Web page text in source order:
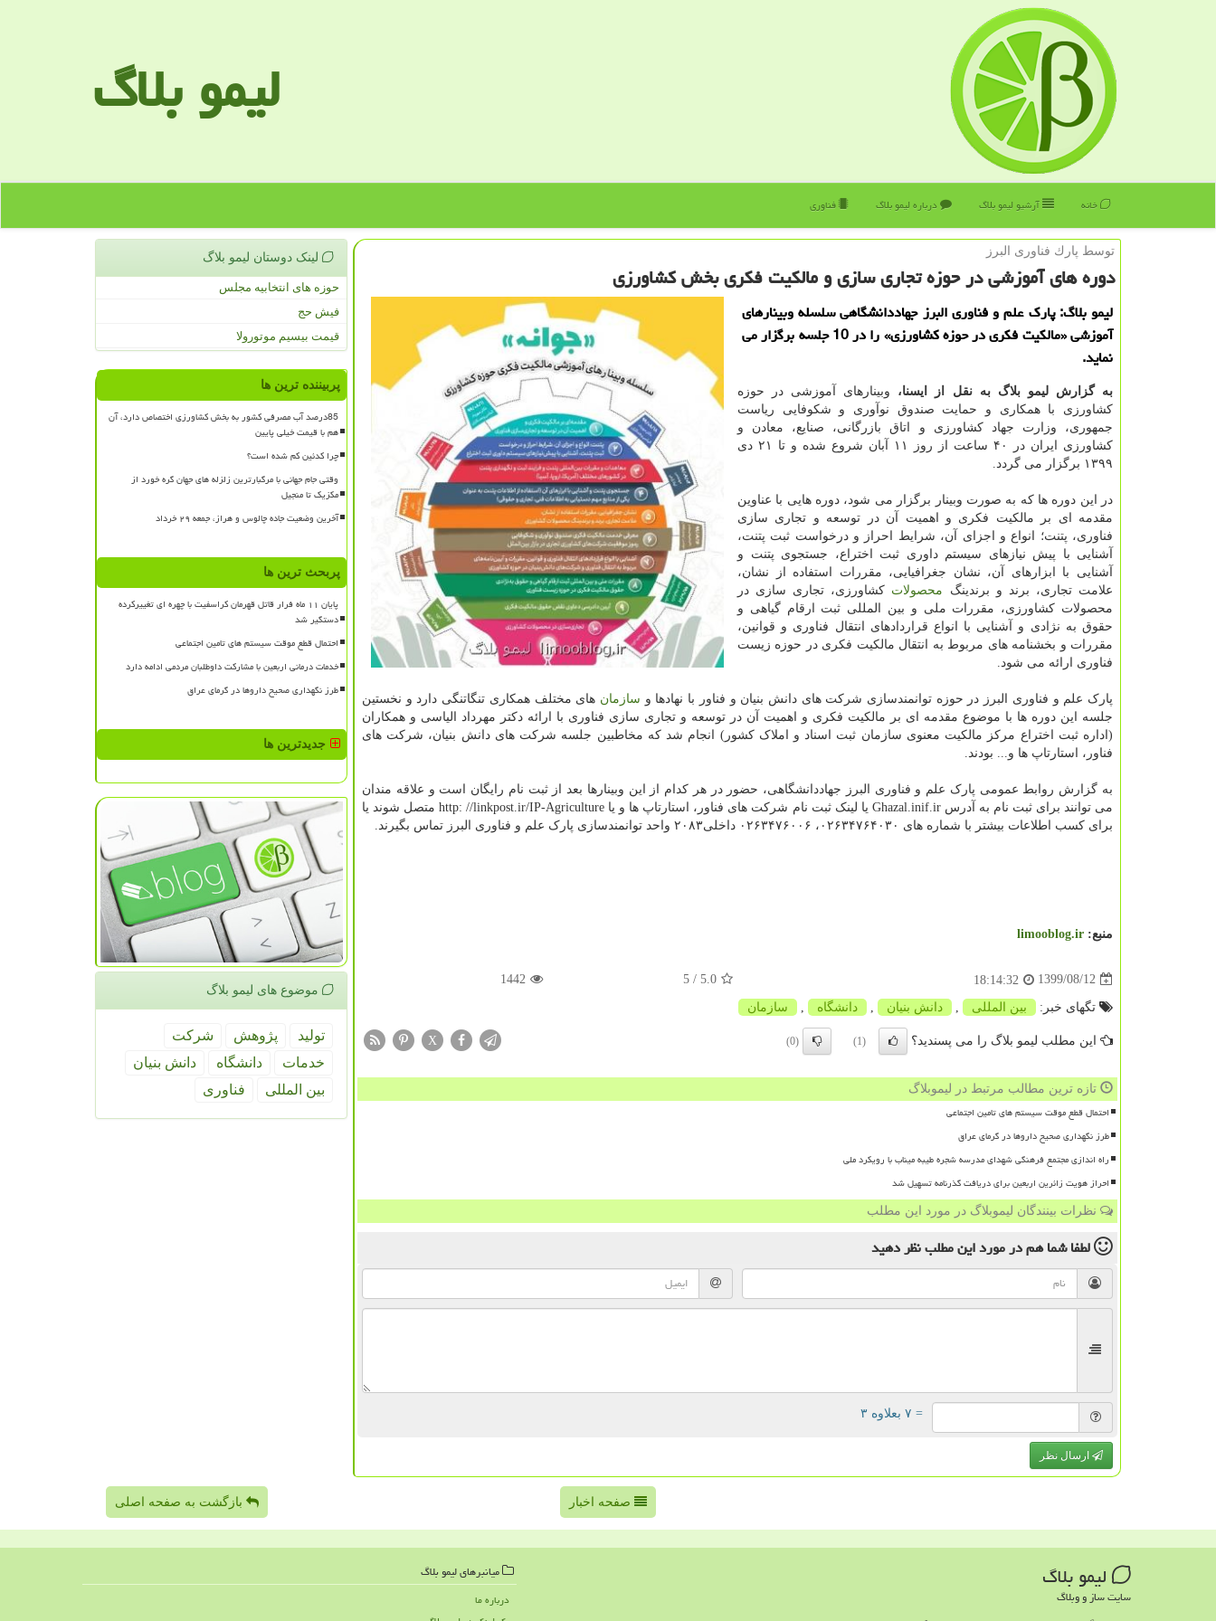
لیمو بلاگ
خانه آرشیو لیمو بلاگ درباره لیمو بلاگ فناوری
توسط پارك فناوری البرز
دوره های آموزشی در حوزه تجاری سازی و مالكیت فكری بخش كشاورزی
لیمو بلاگ: پارك علم و فناوری البرز جهاددانشگاهی سلسله وبینارهای
آموزشی «مالكیت فكری در حوزه كشاورزی» را در 10 جلسه برگزار می
نماید.
به گزارش لیمو بلاگ به نقل از ایسنا، وبینارهای آموزشی در حوزه
کشاورزی با همکاری و حمایت صندوق نوآوری و شکوفایی ریاست
جمهوری، وزارت جهاد کشاورزی و اتاق بازرگانی، صنایع، معادن و
کشاورزی ایران در ۴۰ ساعت از روز ۱۱ آبان شروع شده و تا ۲۱ دی
۱۳۹۹ برگزار می گردد.
در این دوره ها که به صورت وبینار برگزار می شود، دوره هایی با عناوین
مقدمه ای بر مالکیت فکری و اهمیت آن در توسعه و تجاری سازی
فناوری، پتنت؛ انواع و اجزای آن، شرایط احراز و درخواست ثبت پتنت،
آشنایی با پیش نیازهای سیستم داوری ثبت اختراع، جستجوی پتنت و
آشنایی با ابزارهای آن، نشان جغرافیایی، مقررات استفاده از نشان،
علامت تجاری، برند و برندینگ محصولات کشاورزی، تجاری سازی در
محصولات کشاورزی، مقررات ملی و بین المللی ثبت ارقام گیاهی و
حقوق به نژادی و آشنایی با انواع قراردادهای انتقال فناوری و قوانین،
مقررات و بخشنامه های مربوط به انتقال مالکیت فکری در حوزه زیست
فناوری ارائه می شود.
پارک علم و فناوری البرز در حوزه توانمندسازی شرکت های دانش بنیان و فناور با نهادها و سازمان های مختلف همکاری تنگاتنگی دارد و نخستین
جلسه این دوره ها با موضوع مقدمه ای بر مالکیت فکری و اهمیت آن در توسعه و تجاری سازی فناوری با ارائه دکتر مهرداد الیاسی و همکاران
(اداره ثبت اختراع مرکز مالکیت معنوی سازمان ثبت اسناد و املاک کشور) انجام شد که مخاطبین جلسه شرکت های دانش بنیان، شرکت های
فناور، استارتاپ ها و... بودند.
به گزارش روابط عمومی پارک علم و فناوری البرز جهاددانشگاهی، حضور در هر کدام از این وبینارها بعد از ثبت نام رایگان است و علاقه مندان
می توانند برای ثبت نام به آدرس Ghazal.inif.ir یا لینک ثبت نام شرکت های فناور، استارتاپ ها و یا http: //linkpost.ir/IP-Agriculture متصل شوند یا
برای کسب اطلاعات بیشتر با شماره های ۰۲۶۳۴۷۶۴۰۳۰، ۰۲۶۳۴۷۶۰۰۶ داخلی۲۰۸۳ واحد توانمندسازی پارک علم و فناوری البرز تماس بگیرند.
منبع: limooblog.ir
1399/08/12
18:14:32
5.0
/ 5
1442
تگهای خبر: بین المللی دانش بنیان دانشگاه سازمان
این مطلب لیمو بلاگ را می پسندید؟ (1)
(0)
X
تازه ترین مطالب مرتبط در لیموبلاگ
احتمال قطع موقت سیستم های تامین اجتماعی
طرز نگهداری صحیح داروها در گرمای عراق
راه اندازی مجتمع فرهنگی شهدای مدرسه شجره طیبه میناب با رویکرد ملی
احراز هویت زائرین اربعین برای دریافت گذرنامه تسهیل شد
نظرات بینندگان لیموبلاگ در مورد این مطلب
لطفا شما همدر مورد این مطلبنظر دهید
= ۷ بعلاوه ۳
ارسال نظر
لینک دوستان لیمو بلاگ
حوزه های انتخابیه مجلس
فیش حج
قیمت بیسیم موتورولا
پربیننده ترین ها
85درصد آب مصرفی کشور به بخش کشاورزی اختصاص دارد، آن
هم با قیمت خیلی پایین
چرا کدئین کم شده است؟
وقتی جام جهانی با مرگبارترین زلزله های جهان گره خورد از
مکزیک تا منجیل
آخرین وضعیت جاده چالوس و هراز، جمعه ۲۹ خرداد
پربحث ترین ها
پایان ۱۱ ماه فرار قاتل قهرمان کراسفیت با چهره ای تغییرکرده
دستگیر شد
احتمال قطع موقت سیستم های تامین اجتماعی
خدمات درمانی اربعین با مشارکت داوطلبان مردمی ادامه دارد
طرز نگهداری صحیح داروها در گرمای عراق
جدیدترین ها
موضوع های لیمو بلاگ
تولید پژوهش
شركت
خدمات
دانشگاه
دانش بنیان
بین المللی
فناوری
صفحه اخبار بازگشت به صفحه اصلی
لیمو بلاگ
سایت ساز و وبلاگ
میانبرهای لیمو بلاگ
درباره ما